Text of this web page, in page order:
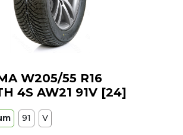
W205/55 R16
4S AW21 91V [24]
91 V